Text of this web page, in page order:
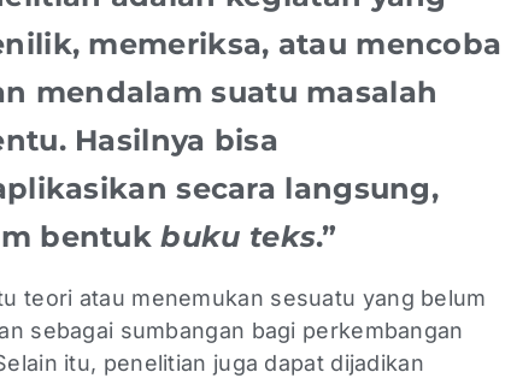
memeriksa, atau mencoba
mendalam suatu masalah
Hasilnya bisa
secara langsung,
bentukbuku teks.”
teori atau menemukan sesuatu yang belum
sebagai sumbangan bagi perkembangan
itu, penelitian juga dapat dijadikan